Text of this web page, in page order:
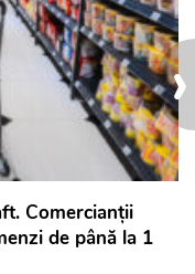
›
Comercianții
de până la 1